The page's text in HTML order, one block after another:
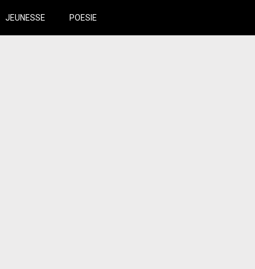
JEUNESSE POESIE